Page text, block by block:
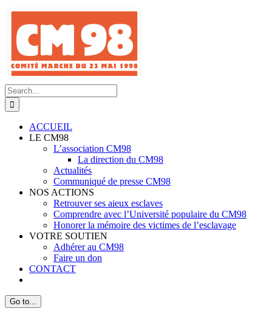
Skip
content
Search
for:
ACCUEIL
LE CM98
L’association CM98
La direction du CM98
Actualités
Communiqué de presse CM98
NOS ACTIONS
Retrouver ses aieux esclaves
Comprendre avec l’Université populaire du CM98
Honorer la mémoire des victimes de l’esclavage
VOTRE SOUTIEN
Adhérer au CM98
Faire un don
CONTACT
Go to...